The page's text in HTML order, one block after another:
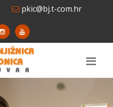
pkic@bj.t-com.hr